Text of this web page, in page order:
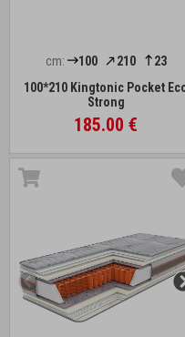
cm: 100 210
23
100*210 Kingtonic Pocket
Strong
185.00 €